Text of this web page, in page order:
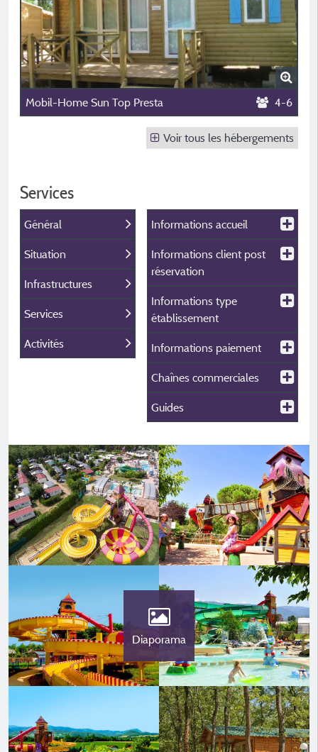
Mobil-Home Sun Top Presta 4-6
Voir tous les hébergements
Services
Général
Situation
Infrastructures
Services
Activités
Informations accueil
Informations client post
réservation
Informations type
établissement
Informations paiement
Chaînes commerciales
Guides
Diaporama